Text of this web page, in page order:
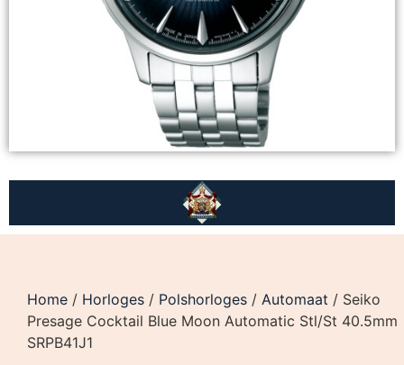
Home / Horloges / Polshorloges / Automaat / Seiko
Presage Cocktail Blue Moon Automatic Stl/St 40.5mm
SRPB41J1